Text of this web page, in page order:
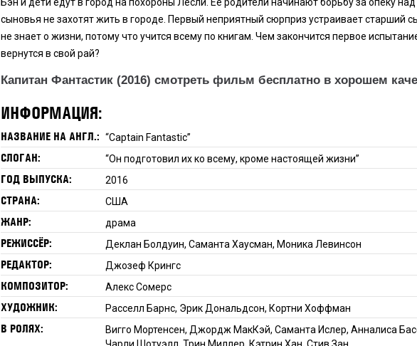
сыновья не захотят жить в городе. Первый неприятный сюрприз устраивает старший
не знает о жизни, потому что учится всему по книгам. Чем закончится первое
вернутся в свой рай?
Капитан Фантастик (2016) смотреть фильм бесплатно в хорошем
ИНФОРМАЦИЯ:
НАЗВАНИЕ НА АНГЛ.: “Captain Fantastic”
СЛОГАН: “Он подготовил их ко всему, кроме настоящей жизни”
ГОД ВЫПУСКА: 2016
СТРАНА: США
ЖАНР: драма
РЕЖИССЁР: Деклан Болдуин, Саманта Хаусман, Моника Левинсон
РЕДАКТОР: Джозеф Крингс
КОМПОЗИТОР: Алекс Сомерс
ХУДОЖНИК: Расселл Барнс, Эрик Дональдсон, Кортни Хоффман
В РОЛЯХ:
Вигго Мортенсен, Джордж МакКэй, Саманта Ислер, Анналиса